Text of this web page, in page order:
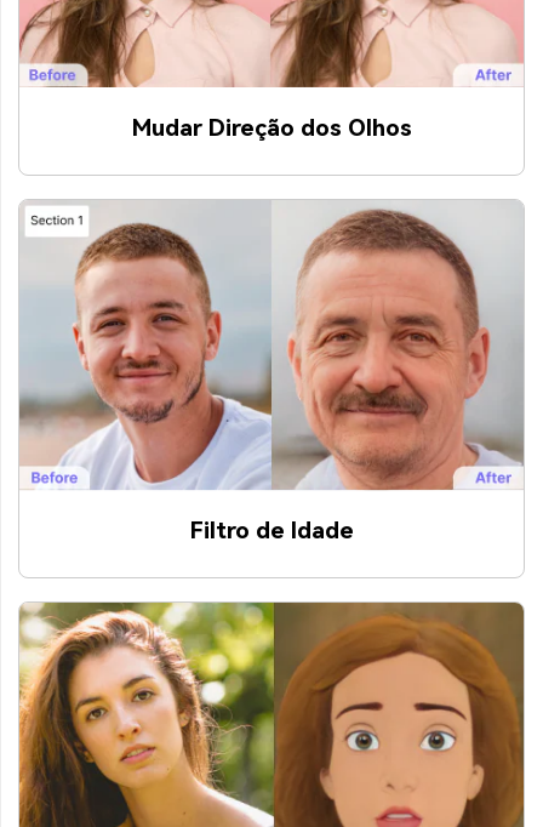
Mudar Direção dos Olhos
Filtro de Idade